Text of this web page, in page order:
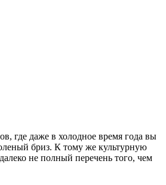
где даже в холодное время года вы
бриз. К тому же культурную
не полный перечень того, чем